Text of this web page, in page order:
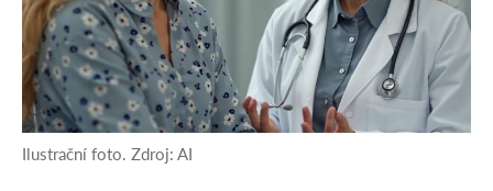
Ilustrační foto. Zdroj: AI